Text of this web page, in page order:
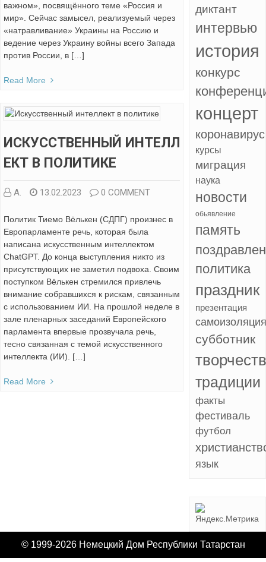
важном», посвящённого теме «Россия и
мир». Сейчас замысел, реализуемый через
«натравливание» Украины на Россию и
ведение через Украину войны всего Запада
против России, в […]
Read More
ИСКУССТВЕННЫЙ ИНТЕЛЛ
ЕКТ В ПОЛИТИКЕ
А. 13.02.2023 0 COMMENT
Политик Тиемо Вёлькен (СДПГ) произнес в
Европарламенте речь, которая была
написана искусственным интеллектом
ChatGPT. До конца выступления никто из
присутствующих не заметил подвоха. Своим
поступком Вёлькен стремился привлечь
внимание собравшихся к рискам, связанным
с использованием ИИ. На прошлой неделе в
зале пленарных заседаний Европейского
парламента впервые прозвучала речь,
тесно связанная с темой искусственного
интеллекта (ИИ). […]
Read More
диктант
интервью
история
конкурс
концерт
коронавирус
курсы
миграция
наука
новости
обьявление
память
политика
праздник
презентация
субботник
традиции
факты
фестиваль
футбол
язык
© 1999-2026 Немецкий Дом Республики Татарстан